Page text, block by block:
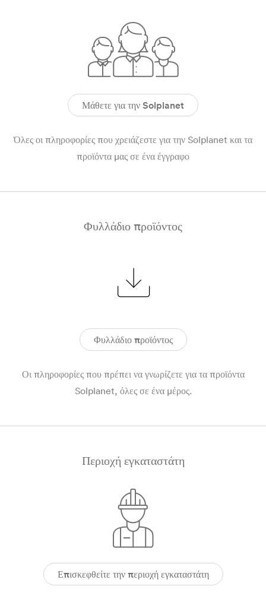
Μάθετε για την Solplanet
Όλες οι πληροφορίες που χρειάζεστε για την Solplanet και τα
προϊόντα μας σε ένα έγγραφο
Φυλλάδιο προϊόντος
Φυλλάδιο προϊόντος
Οι πληροφορίες που πρέπει να γνωρίζετε για τα προϊόντα
Solplanet, όλες σε ένα μέρος.
Περιοχή εγκαταστάτη
Επισκεφθείτε την περιοχή εγκαταστάτη